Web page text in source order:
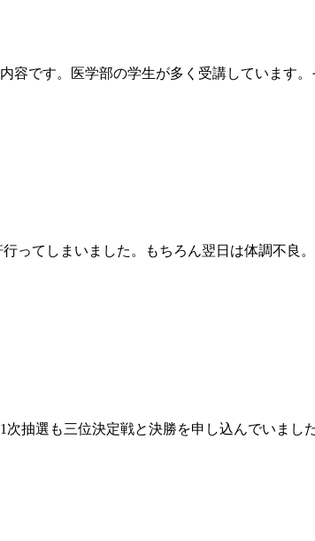
です。医学部の学生が多く受講しています
ってしまいました。もちろん翌日は体調不
抽選も三位決定戦と決勝を申し込んでいまし